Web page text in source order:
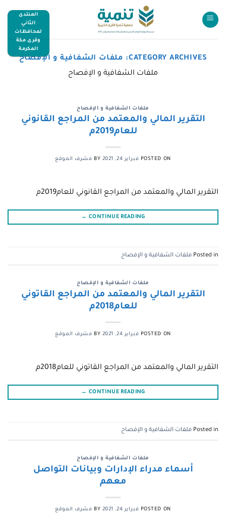
المنتدى
الثاني
لمحافظات
وقرى مكة
المكرمة
CATEGORY ARCHIVES:
ملفات الشفافية و الإفصاح
ملفات الشفافية و الإفصاح
ملفات الشفافية و الإفصاح
التقرير المالي والمعتمد من المراجع القانوني
للعام2019م
POSTED ON فبراير 24, 2021 مشرف الموقع
التقرير المالي والمعتمد من المراجع القانوني للعام2019م
CONTINUE READING
→
Posted in ملفات الشفافية و الإفصاح
ملفات الشفافية و الإفصاح
التقرير المالي والمعتمد من المراجع القاتوني
للعام2018م
POSTED ON فبراير 24, 2021 مشرف الموقع
التقرير المالي والمعتمد من المراجع القاتوني للعام2018م
CONTINUE READING
→
Posted in ملفات الشفافية و الإفصاح
ملفات الشفافية و الإفصاح
أسماء مدراء الإدارات وبيانات التواصل
معهم
POSTED ON فبراير 24, 2021 مشرف الموقع